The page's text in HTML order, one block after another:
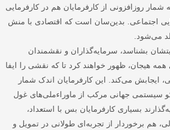
روزافزونی از کارفرمایان هم در کارفرمایی
اجتماعی. بدین‌سان است که اقتصادی با منش
می‌شود
بشناسد، سرمایه‌گذاران و نقشمندان
همه هیجان، ظهور خواهند کرد تا که نقشی را ایفا
ایجابش می‌کند. این کارفرمایان اندک شمار
سیستمی جهانی مرکب از ماوراءملی‌های غول
بسیاری کارفرمایان بس با استعداد،
هم برخوردار از تجربه‌ای طولانی در تمویل و